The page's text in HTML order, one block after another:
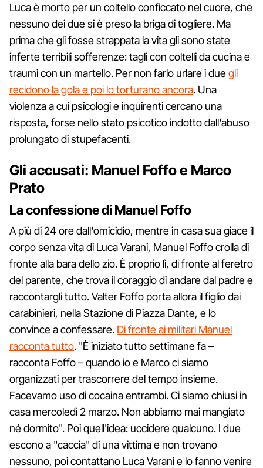
Luca è morto per un coltello conficcato nel cuore, che
nessuno dei due si è preso la briga di togliere. Ma
prima che gli fosse strappata la vita gli sono state
inferte terribili sofferenze: tagli con coltelli da cucina e
traumi con un martello. Per non farlo urlare i duegli
recidono la gola e poi lo torturano ancora. Una
violenza a cui psicologi e inquirenti cercano una
risposta, forse nello stato psicotico indotto dall'abuso
prolungato di stupefacenti.
Gli accusati: Manuel Foffo e Marco
Prato
La confessione di Manuel Foffo
A più di 24 ore dall'omicidio, mentre in casa sua giace il
corpo senza vita di Luca Varani, Manuel Foffo crolla di
fronte alla bara dello zio. È proprio lì, di fronte al feretro
del parente, che trova il coraggio di andare dal padre e
raccontargli tutto. Valter Foffo porta allora il figlio dai
carabinieri, nella Stazione di Piazza Dante, e lo
convince a confessare. Di fronte ai militari Manuel
racconta tutto. "È iniziato tutto settimane fa –
racconta Foffo – quando io e Marco ci siamo
organizzati per trascorrere del tempo insieme.
Facevamo uso di cocaina entrambi. Ci siamo chiusi in
casa mercoledì 2 marzo. Non abbiamo mai mangiato
né dormito". Poi quell'idea: uccidere qualcuno. I due
escono a "caccia" di una vittima e non trovano
nessuno, poi contattano Luca Varani e lo fanno venire